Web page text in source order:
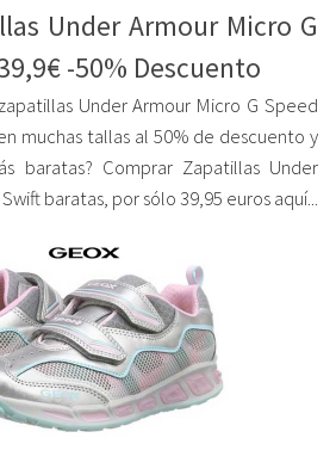
Under Armour Micro G
-50% Descuento
Under Armour Micro G Speed
muchas tallas al 50% de descuento y
baratas? Comprar Zapatillas Under
baratas, por sólo 39,95 euros aquí...